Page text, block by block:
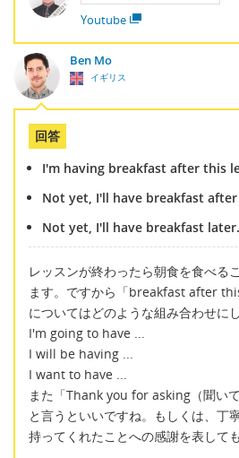
Youtube
Ben Mo
イギリス
回答
I'm having breakfast after this
Not yet, I'll have breakfast
Not yet, I'll have breakfast later.
レッスンが終わったら朝食を食べる
ます。ですから「breakfast after
についてはどのような組み合わせに
I'm going to have ...
I will be having ...
I want to have ...
また「Thank you for asking（聞い
と言うといいですね。もしくは、丁
持ってくれたことへの感謝を表して